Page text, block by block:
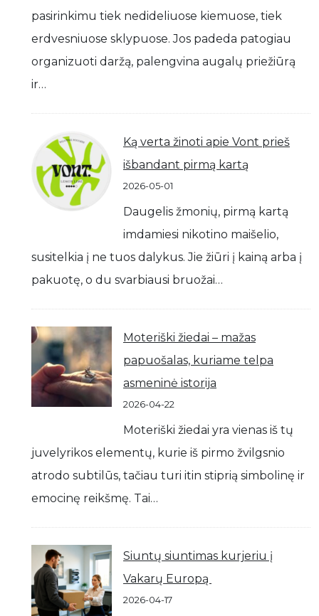
pasirinkimu tiek nedideliuose kiemuose, tiek
erdvesniuose sklypuose. Jos padeda patogiau
organizuoti daržą, palengvina augalų priežiūrą
ir…
Ką verta žinoti apie Vont prieš
išbandant pirmą kartą
2026-05-01
Daugelis žmonių, pirmą kartą
imdamiesi nikotino maišelio,
susitelkia į ne tuos dalykus. Jie žiūri į kainą arba į
pakuotę, o du svarbiausi bruožai…
Moteriški žiedai – mažas
papuošalas, kuriame telpa
asmeninė istorija
2026-04-22
Moteriški žiedai yra vienas iš tų
juvelyrikos elementų, kurie iš pirmo žvilgsnio
atrodo subtilūs, tačiau turi itin stiprią simbolinę ir
emocinę reikšmę. Tai…
Siuntų siuntimas kurjeriu į
Vakarų Europą
2026-04-17